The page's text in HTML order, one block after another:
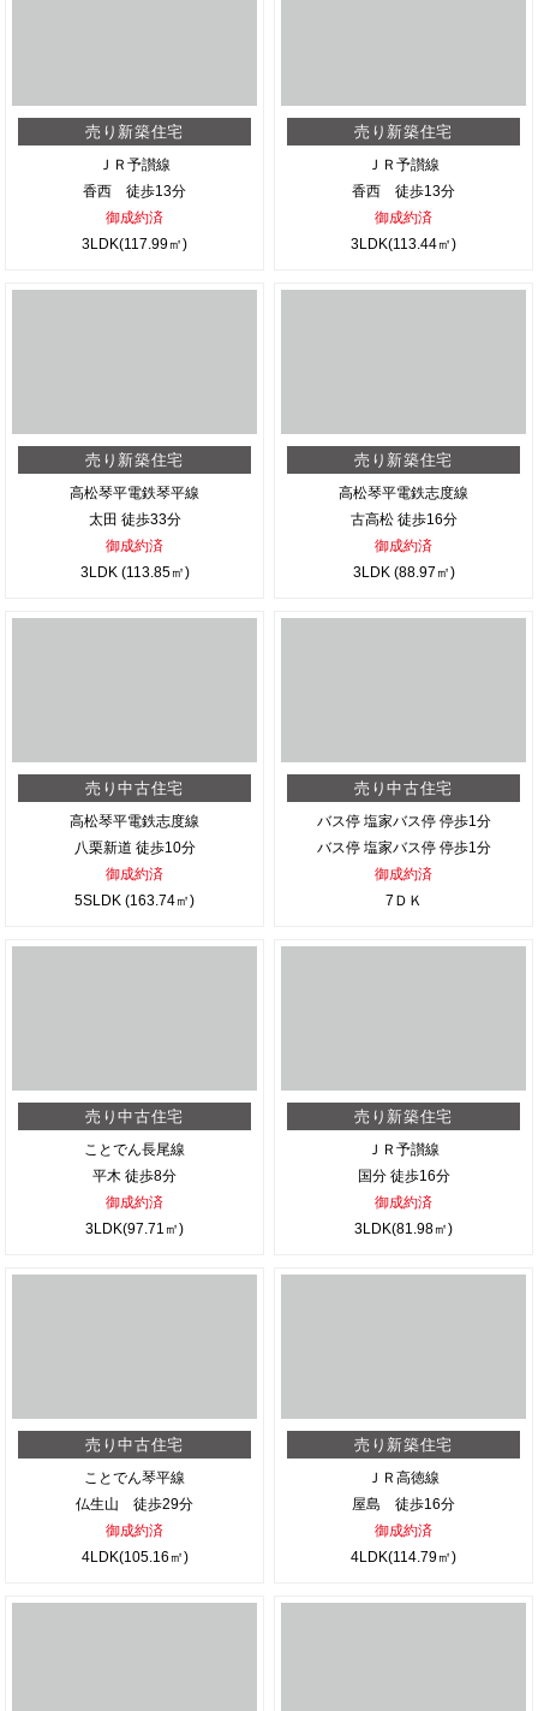
売り新築住宅
ＪＲ予讃線
香西 徒歩13分
御成約済
3LDK(117.99㎡)
売り新築住宅
ＪＲ予讃線
香西 徒歩13分
御成約済
3LDK(113.44㎡)
売り新築住宅
高松琴平電鉄琴平線
太田 徒歩33分
御成約済
3LDK (113.85㎡)
売り新築住宅
高松琴平電鉄志度線
古高松 徒歩16分
御成約済
3LDK (88.97㎡)
売り中古住宅
高松琴平電鉄志度線
八栗新道 徒歩10分
御成約済
5SLDK (163.74㎡)
売り中古住宅
バス停 塩家バス停 停歩1分
バス停 塩家バス停 停歩1分
御成約済
7ＤＫ
売り中古住宅
ことでん長尾線
平木 徒歩8分
御成約済
3LDK(97.71㎡)
売り新築住宅
ＪＲ予讃線
国分 徒歩16分
御成約済
3LDK(81.98㎡)
売り中古住宅
ことでん琴平線
仏生山 徒歩29分
御成約済
4LDK(105.16㎡)
売り新築住宅
ＪＲ高徳線
屋島 徒歩16分
御成約済
4LDK(114.79㎡)